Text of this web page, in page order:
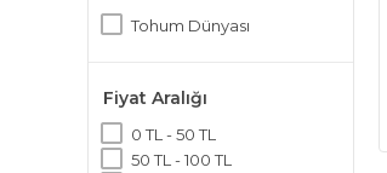
Tohum Dünyası
Fiyat Aralığı
0 TL - 50 TL
50 TL - 100 TL